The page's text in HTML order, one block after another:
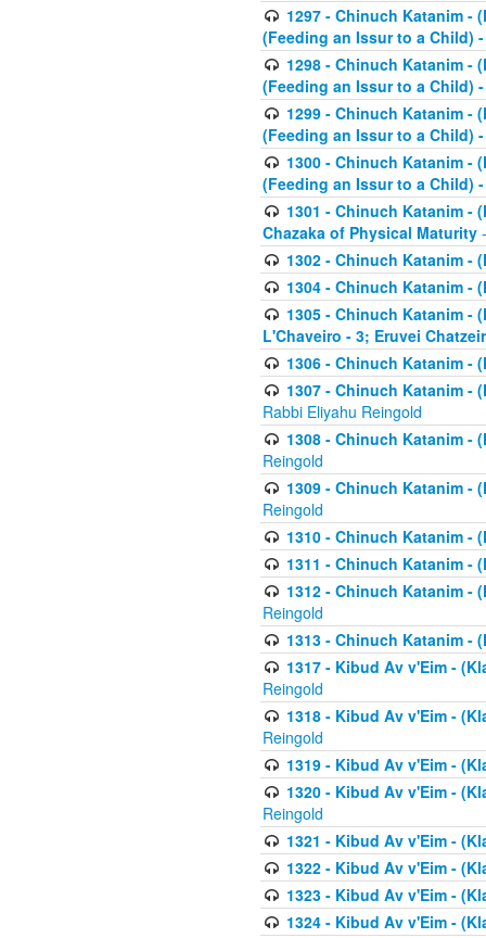
1297 - Chinuch Katanim -
(Feeding an Issur to a Child)
1298 - Chinuch Katanim -
(Feeding an Issur to a Child)
1299 - Chinuch Katanim -
(Feeding an Issur to a Child)
1300 - Chinuch Katanim -
(Feeding an Issur to a Child)
1301 - Chinuch Katanim -
Chazaka of Physical Maturity
1302 - Chinuch Katanim -
1304 - Chinuch Katanim -
1305 - Chinuch Katanim -
L'Chaveiro - 3; Eruvei
1306 - Chinuch Katanim -
1307 - Chinuch Katanim -
Rabbi Eliyahu Reingold
1308 - Chinuch Katanim -
Reingold
1309 - Chinuch Katanim -
Reingold
1310 - Chinuch Katanim -
1311 - Chinuch Katanim -
1312 - Chinuch Katanim -
Reingold
1313 - Chinuch Katanim -
1317 - Kibud Av v'Eim -
Reingold
1318 - Kibud Av v'Eim -
Reingold
1319 - Kibud Av v'Eim -
1320 - Kibud Av v'Eim -
Reingold
1321 - Kibud Av v'Eim -
1322 - Kibud Av v'Eim -
1323 - Kibud Av v'Eim -
1324 - Kibud Av v'Eim -